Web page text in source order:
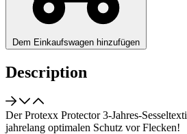
Dem Einkaufswagen hinzufügen
Description
Der Protexx Protector 3-Jahres-
jahrelang optimalen Schutz vor Flecken!